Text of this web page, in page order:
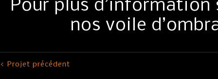
Pour plus d’information
nos voile
< Projet précédent